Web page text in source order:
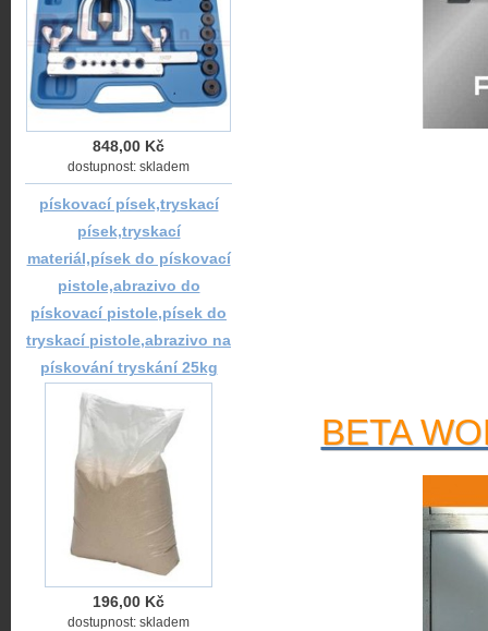
BETA
848,00 Kč
dostupnost: skladem
pískovací písek,tryskací
písek,tryskací
materiál,písek do pískovací
pistole,abrazivo do
pískovací pistole,písek do
tryskací pistole,abrazivo na
pískování tryskání 25kg
196,00 Kč
dostupnost: skladem